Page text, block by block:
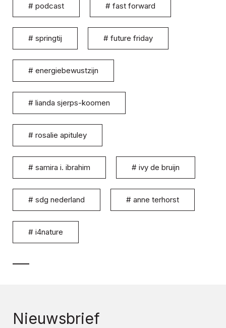
# podcast # fast forward
# springtij # future friday
# energiebewustzijn
# lianda sjerps-koomen
# rosalie apituley
# samira i. ibrahim # ivy de bruijn
# sdg nederland # anne terhorst
# i4nature
Nieuwsbrief